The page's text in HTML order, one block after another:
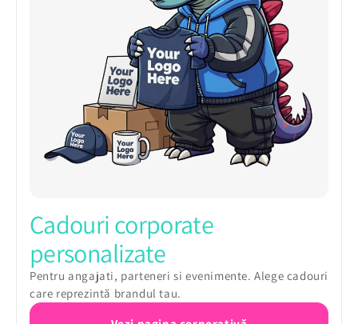
Cadouri corporate
personalizate
Pentru angajati, parteneri si evenimente. Alege cadouri
care reprezintă brandul tau.